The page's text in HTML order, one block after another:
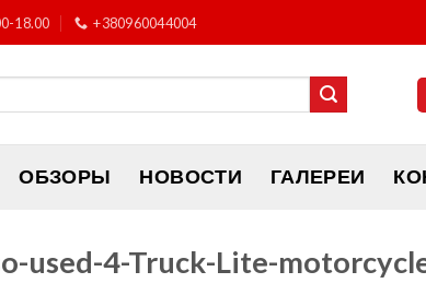
18.00 +380960044004
ОБЗОРЫ НОВОСТИ ГАЛЕРЕИ
used-4-Truck-Lite-